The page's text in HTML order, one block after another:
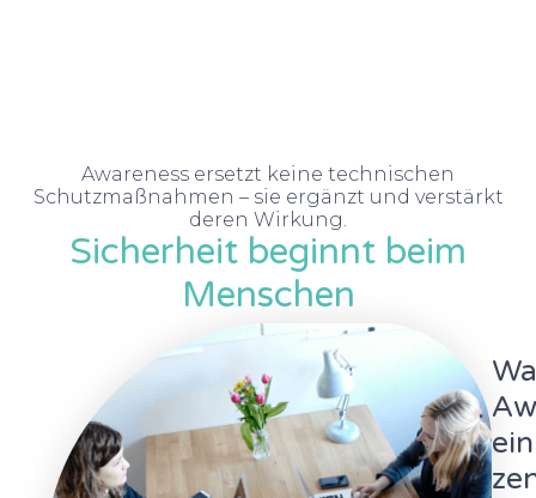
Awareness ersetzt keine technischen
Schutzmaßnahmen – sie ergänzt und verstärkt
deren Wirkung.
Sicherheit beginnt beim
Menschen
ein